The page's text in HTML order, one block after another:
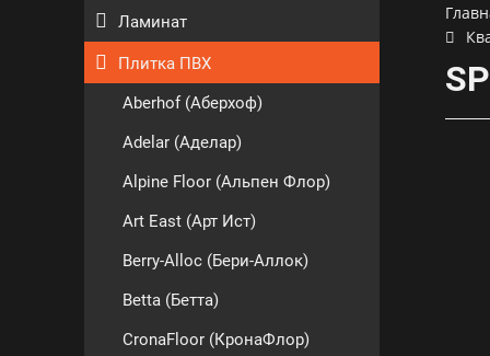
Ламинат
Плитка ПВХ
Aberhof (Аберхоф)
Adelar (Аделар)
Alpine Floor (Альпен Флор)
Art East (Арт Ист)
Berry-Alloc (Бери-Аллок)
Betta (Бетта)
CronaFloor (КронаФлор)